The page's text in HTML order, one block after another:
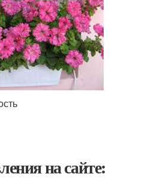
на сайте: